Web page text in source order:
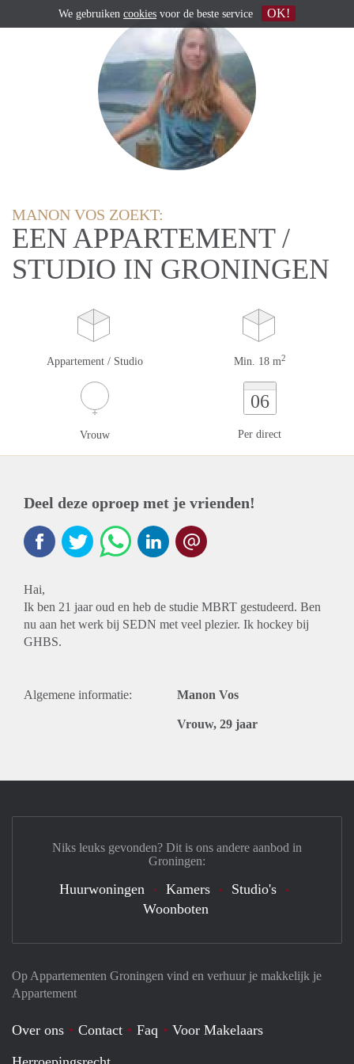
MANON VOS ZOEKT:
EEN APPARTEMENT /
STUDIO IN GRONINGEN
Appartement / Studio Min. 18 m2
Vrouw
06
Per direct
Deel deze oproep met je vrienden!
Hai,
Ik ben 21 jaar oud en heb de studie MBRT gestudeerd. Ben
nu aan het werk bij SEDN met veel plezier. Ik hockey bij
GHBS.
Algemene informatie: Manon Vos
Vrouw, 29 jaar
Op Appartementen Groningen vind en verhuur je makkelijk je
Appartement
Over ons Contact Faq
Voor Makelaars
Niks leuks gevonden? Dit is ons andere aanbod in
Groningen:
Huurwoningen Kamers
Studio's
Woonboten
We gebruiken cookies voor de beste service OK!